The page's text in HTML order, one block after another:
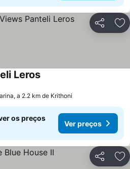
Partilhar
LerosVer preços
a 2.2 km de Krithoni
os preços
Ver preços
Partilhar